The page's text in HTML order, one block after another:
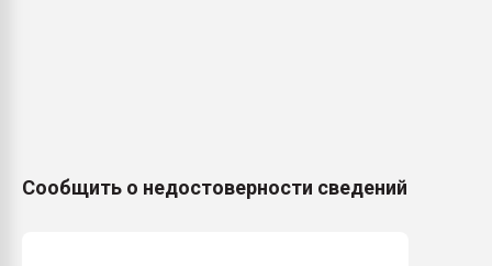
Сообщить о недостоверности сведений